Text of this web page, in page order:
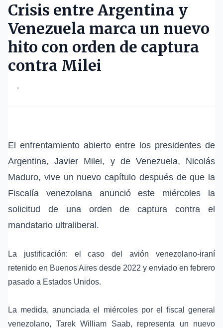
Crisis entre Argentina y
Venezuela marca un nuevo
hito con orden de captura
contra Milei
•
El enfrentamiento abierto entre los presidentes de
Argentina, Javier Milei, y de Venezuela, Nicolás
Maduro, vive un nuevo capítulo después de que la
Fiscalía venezolana anunció este miércoles la
solicitud de una orden de captura contra el
mandatario ultraliberal.
La justificación: el caso del avión venezolano-iraní
retenido en Buenos Aires desde 2022 y enviado en febrero
pasado a Estados Unidos.
La medida, anunciada el miércoles por el fiscal general
venezolano, Tarek William Saab, representa un nuevo